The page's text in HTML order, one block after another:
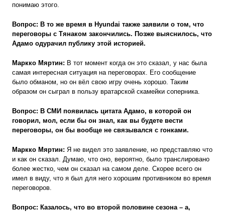
понимаю этого.
Вопрос: В то же время в Hyundai также заявили о том, что
переговоры с Тянаком закончились. Позже выяснилось, что
Адамо одурачил публику этой историей.
Маркко Мяртин: В тот момент когда он это сказал, у нас была
самая интересная ситуация на переговорах. Его сообщение
было обманом, но он вёл свою игру очень хорошо. Таким
образом он сыграл в пользу вратарской скамейки соперника.
Вопрос: В СМИ появилась цитата Адамо, в которой он
говорил, мол, если бы он знал, как вы будете вести
переговоры, он бы вообще не связывался с гонками.
Маркко Мяртин: Я не видел это заявление, но представляю что
и как он сказал. Думаю, что оно, вероятно, было транслировано
более жестко, чем он сказал на самом деле. Скорее всего он
имел в виду, что я был для него хорошим противником во время
переговоров.
Вопрос: Казалось, что во второй половине сезона – а,